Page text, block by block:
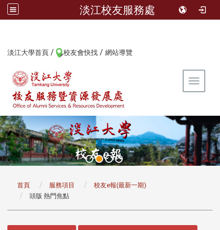
淡江校友服務處
淡江大學首頁 / 校友會快找 / 網站導覽
Toggle
首頁 服務項目
校友e報(最新一期)
頭版 熱門焦點